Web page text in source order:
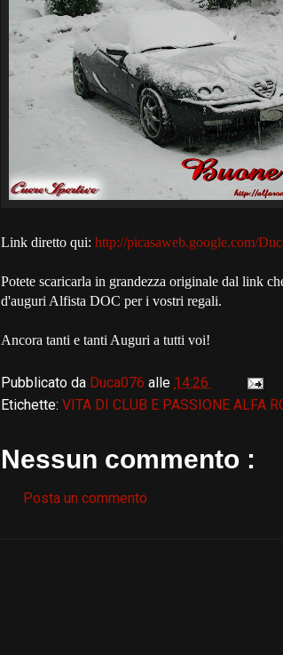
Link diretto qui: http://picasaweb.google.com/
Potete scaricarla in grandezza originale dal link
d'auguri Alfista DOC per i vostri regali.
Ancora tanti e tanti Auguri a tutti voi!
Pubblicato da Duca076 alle 14:26
Etichette: VITA DI CLUB E PASSIONE ALFA
Nessun commento :
Posta un commento